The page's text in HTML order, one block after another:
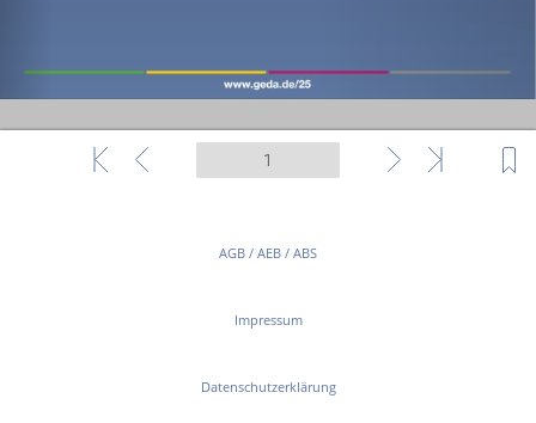
AGB / AEB / ABS
Impressum
Datenschutzerklärung